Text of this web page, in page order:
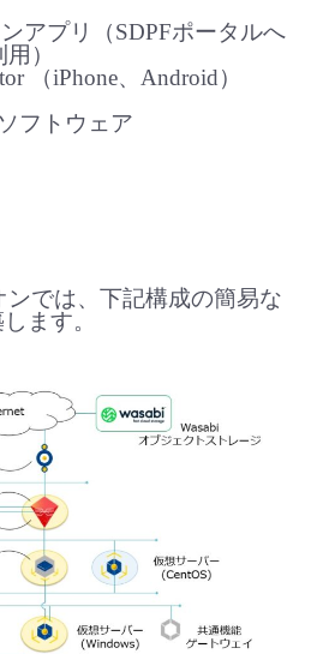
アプリ（SDPFポータルへ
）
（iPhone、Android）
フトウェア
では、下記構成の簡易な
ます。